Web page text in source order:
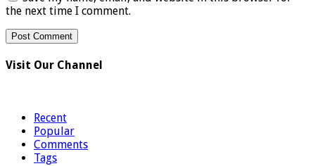
the next time I comment.
Visit Our Channel
Recent
Popular
Comments
Tags